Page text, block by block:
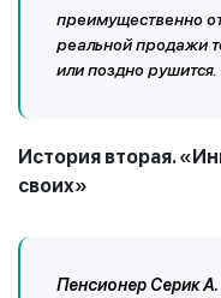
преимущественно
реальной продажи
или поздно рушится.
История вторая.
своих»
Пенсионер Серик